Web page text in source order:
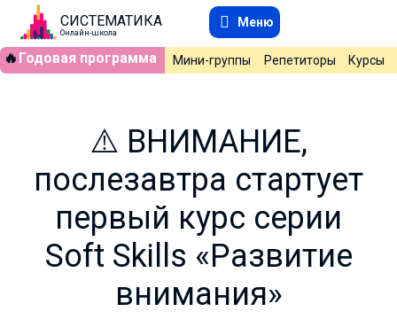
СИСТЕМАТИКА
Онлайн-школа
Меню
🔥 Годовая программа Мини-группы Репетиторы Курсы
⚠️ ВНИМАНИЕ,
послезавтра стартует
первый курс серии
Soft Skills «Развитие
внимания»